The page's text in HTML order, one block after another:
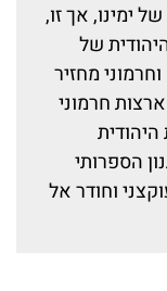
ימינו, אך זו,
של
מחזיר
חרמוני
הספרותי
וחודר אל